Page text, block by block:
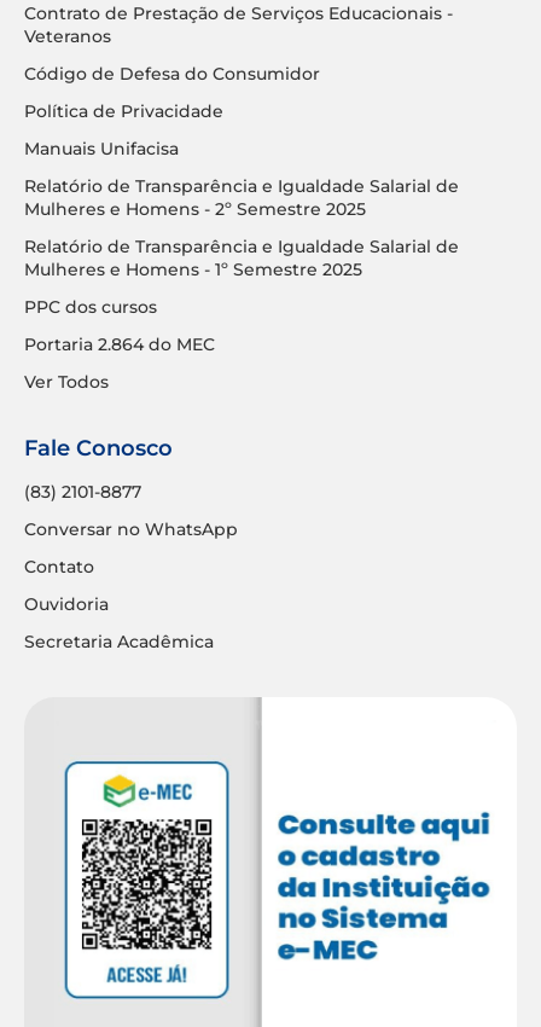
Contrato de Prestação de Serviços Educacionais -
Veteranos
Código de Defesa do Consumidor
Política de Privacidade
Manuais Unifacisa
Relatório de Transparência e Igualdade Salarial de
Mulheres e Homens - 2º Semestre 2025
Relatório de Transparência e Igualdade Salarial de
Mulheres e Homens - 1º Semestre 2025
PPC dos cursos
Portaria 2.864 do MEC
Ver Todos
Fale Conosco
(83) 2101-8877
Conversar no WhatsApp
Contato
Ouvidoria
Secretaria Acadêmica